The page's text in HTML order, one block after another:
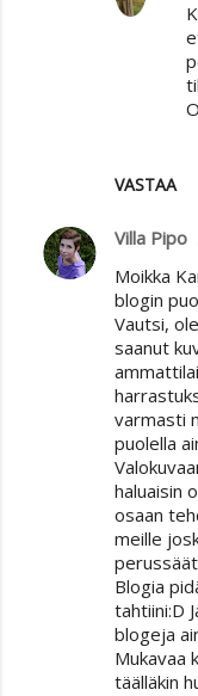
VASTAA
Villa Pipo
Moikka
blogin
Vautsi,
saanut
varmasti
puolella
haluaisin
osaan
meille
Blogia
tahtiini:D
blogeja
Mukavaa
täälläkin